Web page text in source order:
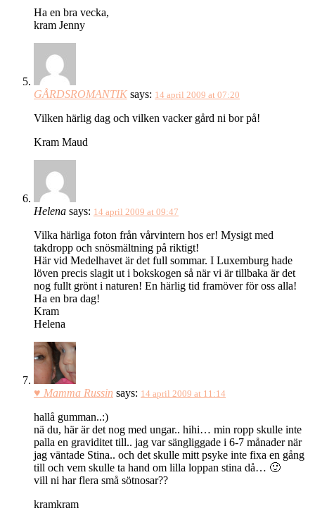
Ha en bra vecka,
kram Jenny
GÅRDSROMANTIK says: 14 april 2009 at 07:20
Vilken härlig dag och vilken vacker gård ni bor på!
Kram Maud
Helena says: 14 april 2009 at 09:47
Vilka härliga foton från vårvintern hos er! Mysigt med
takdropp och snösmältning på riktigt!
Här vid Medelhavet är det full sommar. I Luxemburg hade
löven precis slagit ut i bokskogen så när vi är tillbaka är det
nog fullt grönt i naturen! En härlig tid framöver för oss alla!
Ha en bra dag!
Kram
Helena
♥ Mamma Russin says: 14 april 2009 at 11:14
hallå gumman..:)
nä du, här är det nog med ungar.. hihi… min ropp skulle inte
palla en graviditet till.. jag var sängliggade i 6-7 månader när
jag väntade Stina.. och det skulle mitt psyke inte fixa en gång
till och vem skulle ta hand om lilla loppan stina då… 🙂
vill ni har flera små sötnosar??
kramkram